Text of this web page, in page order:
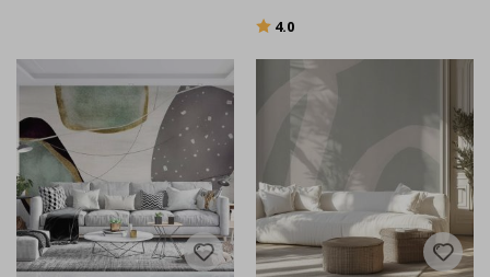
Bewertung:
4.0